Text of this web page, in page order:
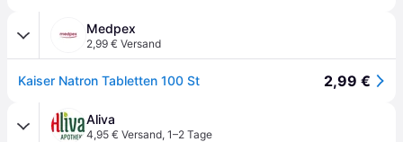
Medpex
2,99 € Versand
Kaiser Natron Tabletten 100 St 2,99 €
Aliva
4,95 € Versand, 1–2 Tage